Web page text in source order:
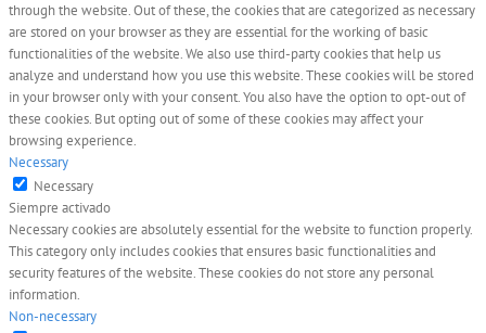
through the website. Out of these, the cookies that are categorized as necessary
are stored on your browser as they are essential for the working of basic
functionalities of the website. We also use third-party cookies that help us
analyze and understand how you use this website. These cookies will be stored
in your browser only with your consent. You also have the option to opt-out of
these cookies. But opting out of some of these cookies may affect your
browsing experience.
Necessary
Necessary
Siempre activado
Necessary cookies are absolutely essential for the website to function properly.
This category only includes cookies that ensures basic functionalities and
security features of the website. These cookies do not store any personal
information.
Non-necessary